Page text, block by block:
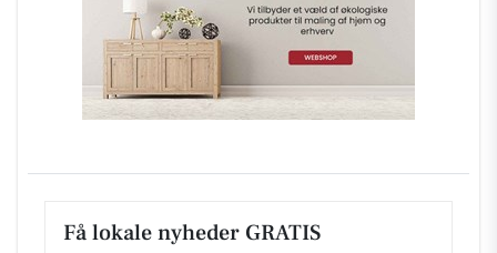
Få lokale nyheder GRATIS